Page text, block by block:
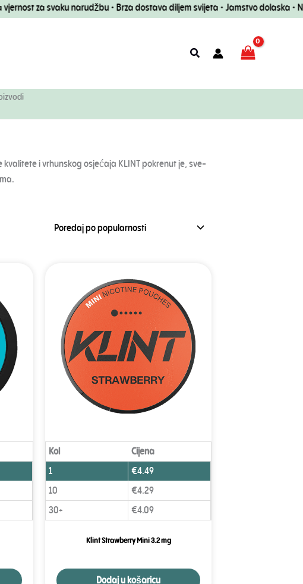
svaku narudžbu • Brza dostava diljem svijeta • Jamstvo dolaska •
Pretraživanje
kvalitete i vrhunskog osjećaja KLINT pokrenut je, sve-
Kol
Cijena
1
€4.49
10
€4.29
30+
€4.09
Klint Strawberry Mini 3.2 mg
Dodaj u košaricu